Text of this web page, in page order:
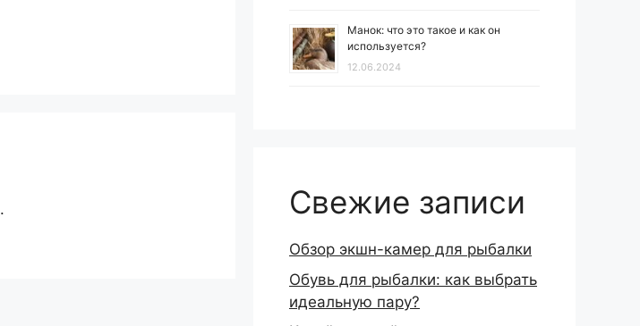
.
Манок: что это такое и как он
используется?
12.06.2024
Свежие записи
Обзор экшн-камер для рыбалки
Обувь для рыбалки: как выбрать
идеальную пару?